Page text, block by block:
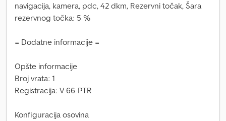
navigacija, kamera, pdc, 42 dkm, Rezervni točak, Šara
rezervnog točka: 5 %
= Dodatne informacije =
Opšte informacije
Broj vrata: 1
Registracija: V-66-PTR
Konfiguracija osovina